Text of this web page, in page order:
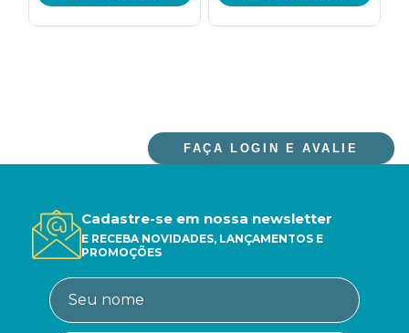
FAÇA LOGIN E AVALIE
Cadastre-se em nossa newsletter
E RECEBA NOVIDADES, LANÇAMENTOS E
PROMOÇÕES